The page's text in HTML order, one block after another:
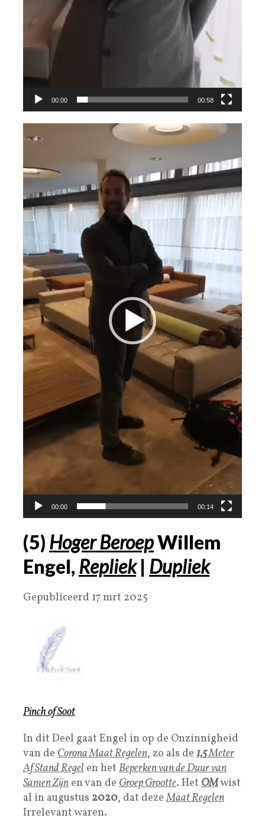
00:00 00:58
00:00 00:14
(5) Hoger BeroepWillem
Engel, Repliek| Dupliek
Gepubliceerd 17 mrt 2025
Pinch of Soot
In dit Deel gaat Engel in op de Onzinnigheid
van de Corona Maat Regelen, zo als de 1,5Meter
Af Stand Regel en het Beperken van de Duur van
Samen Zijn en van de Groep Grootte. Het OMwist
al in augustus 2020, dat dezeMaat Regelen
Irrelevant waren.